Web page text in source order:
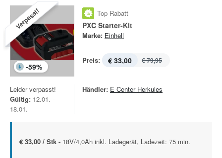
Verpasst!
-59%
Top Rabatt
PXC Starter-Kit
Marke: Einhell
Preis: € 33,00 € 79,95
Leider verpasst!
Gültig: 12.01. -
18.01.
Händler: E Center Herkules
€ 33,00 / Stk - 18V/4,0Ah inkl. Ladegerät, Ladezeit: 75 min.